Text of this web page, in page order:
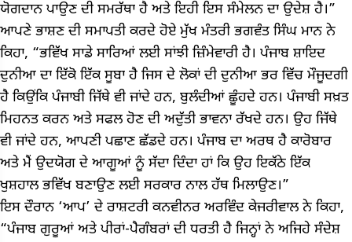
ਯੋਗਦਾਨ ਪਾਉਣ ਦੀ ਸਮਰੱਥਾ ਹੈ ਅਤੇ ਇਹੀ ਇਸ ਸੰਮੇਲਨ ਦਾ ਉਦੇਸ਼ ਹੈ।”
ਆਪਣੇ ਭਾਸ਼ਣ ਦੀ ਸਮਾਪਤੀ ਕਰਦੇ ਹੋਏ ਮੁੱਖ ਮੰਤਰੀ ਭਗਵੰਤ ਸਿੰਘ ਮਾਨ ਨੇ
ਕਿਹਾ, “ਭਵਿੱਖ ਸਾਡੇ ਸਾਰਿਆਂ ਲਈ ਸਾਂਝੀ ਜ਼ਿੰਮੇਵਾਰੀ ਹੈ। ਪੰਜਾਬ ਸ਼ਾਇਦ
ਦੁਨੀਆ ਦਾ ਇੱਕੋ ਇੱਕ ਸੂਬਾ ਹੈ ਜਿਸ ਦੇ ਲੋਕਾਂ ਦੀ ਦੁਨੀਆ ਭਰ ਵਿੱਚ ਮੌਜੂਦਗੀ
ਹੈ ਕਿਉਂਕਿ ਪੰਜਾਬੀ ਜਿੱਥੇ ਵੀ ਜਾਂਦੇ ਹਨ, ਬੁਲੰਦੀਆਂ ਛੂੰਹਦੇ ਹਨ। ਪੰਜਾਬੀ ਸਖ਼ਤ
ਮਿਹਨਤ ਕਰਨ ਅਤੇ ਸਫਲ ਹੋਣ ਦੀ ਅਦੁੱਤੀ ਭਾਵਨਾ ਰੱਖਦੇ ਹਨ। ਉਹ ਜਿੱਥੇ
ਵੀ ਜਾਂਦੇ ਹਨ, ਆਪਣੀ ਪਛਾਣ ਛੱਡਦੇ ਹਨ। ਪੰਜਾਬ ਦਾ ਅਰਥ ਹੈ ਕਾਰੋਬਾਰ
ਅਤੇ ਮੈਂ ਉਦਯੋਗ ਦੇ ਆਗੂਆਂ ਨੂੰ ਸੱਦਾ ਦਿੰਦਾ ਹਾਂ ਕਿ ਉਹ ਇਕੱਠੇ ਇੱਕ
ਖੁਸ਼ਹਾਲ ਭਵਿੱਖ ਬਣਾਉਣ ਲਈ ਸਰਕਾਰ ਨਾਲ ਹੱਥ ਮਿਲਾਉਣ।”
ਇਸ ਦੌਰਾਨ ‘ਆਪ’ ਦੇ ਰਾਸ਼ਟਰੀ ਕਨਵੀਨਰ ਅਰਵਿੰਦ ਕੇਜਰੀਵਾਲ ਨੇ ਕਿਹਾ,
“ਪੰਜਾਬ ਗੁਰੂਆਂ ਅਤੇ ਪੀਰਾਂ-ਪੈਗੰਬਰਾਂ ਦੀ ਧਰਤੀ ਹੈ ਜਿਨ੍ਹਾਂ ਨੇ ਅਜਿਹੇ ਸੰਦੇਸ਼